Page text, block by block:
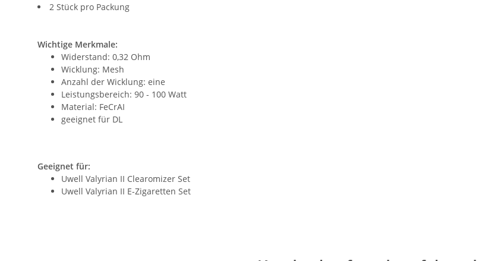
2 Stück pro Packung
Wichtige Merkmale:
Widerstand: 0,32 Ohm
Wicklung: Mesh
Anzahl der Wicklung: eine
Leistungsbereich: 90 - 100 Watt
Material: FeCrAI
geeignet für DL
Geeignet für:
Uwell Valyrian II Clearomizer Set
Uwell Valyrian II E-Zigaretten Set